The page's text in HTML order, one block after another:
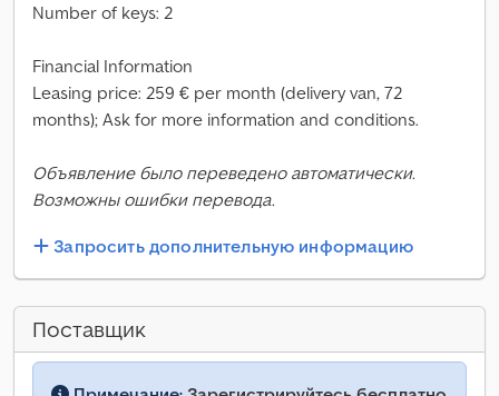
Number of keys: 2
Financial Information
Leasing price: 259 € per month (delivery van, 72
months); Ask for more information and conditions.
Объявление было переведено автоматически.
Возможны ошибки перевода.
Запросить дополнительную информацию
Поставщик